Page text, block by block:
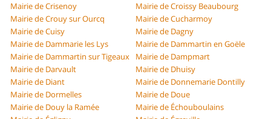
Mairie de Crisenoy
Mairie de Croissy Beaubourg
Mairie de Crouy sur Ourcq
Mairie de Cucharmoy
Mairie de Cuisy
Mairie de Dagny
Mairie de Dammarie les Lys
Mairie de Dammartin en Goële
Mairie de Dammartin sur Tigeaux
Mairie de Dampmart
Mairie de Darvault
Mairie de Dhuisy
Mairie de Diant
Mairie de Donnemarie Dontilly
Mairie de Dormelles
Mairie de Doue
Mairie de Douy la Ramée
Mairie de Échouboulains